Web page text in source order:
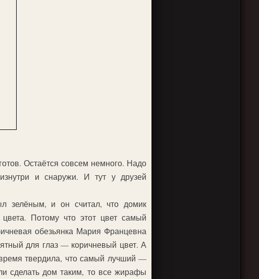
Остаётся совсем немного. Надо
и снаружи. И тут у друзей
зелёным, и он считал, что домик
Потому что этот цвет самый
обезьянка Мария Францевна
для глаз — коричневый цвет. А
твердила, что самый лучший —
сделать дом таким, то все жирафы